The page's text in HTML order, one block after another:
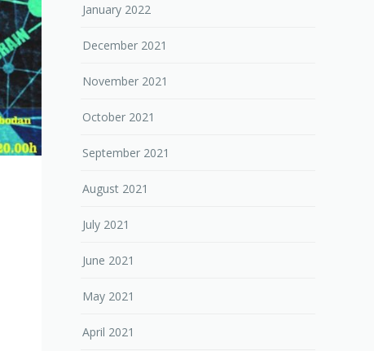
January 2022
December 2021
November 2021
October 2021
September 2021
August 2021
July 2021
June 2021
May 2021
April 2021